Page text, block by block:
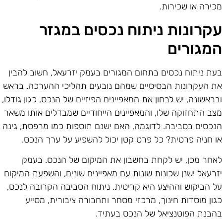
או שכירות.
ניתוח נכסים במגזר
ניתוח נכסים בתחום המגורים בעמק יזרעאל, חשוב להבין
העקרונות הבסיסיים שמהם נובעים תהליכי ההערכה. בראש
יש לבחון את המאפיינים הפיזיים של הנכס, כגון גודלו,
התחזוקה שלו, והמאפיינים הייחודיים שמבדלים אותו משאר
בסביבה. לדוגמה, האם ישנם תוספות כמו מרפסת, גינה
חניה פרטית? כל פרט קטן יכול להשפיע על ערך הנכס.
מכן, יש לקחת בחשבון את המיקום של הנכס. בעמק
ישנן שכונות שונות עם מאפיינים שונים, והשפעת המיקום
הביקוש וההיצע היא קריטית. ניתוח הסביבה הקרובה לנכס,
מוסדות חינוך, מרכזי מסחר ותחבורה ציבורית, מסייע
הפוטנציאל של הנכס בעתיד.